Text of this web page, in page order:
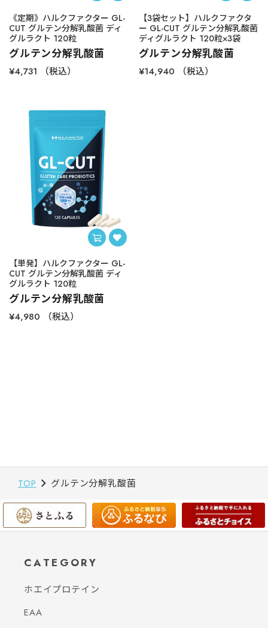
《定期》ハルクファクター GL-
CUT グルテン分解乳酸菌 ディ
グルラクト 120粒
グルテン分解乳酸菌
¥4,731 （税込）
【3袋セット】ハルクファクタ
ー GL-CUT グルテン分解乳酸菌
ディグルラクト 120粒×3袋
グルテン分解乳酸菌
¥14,940 （税込）
【単発】ハルクファクター GL-
CUT グルテン分解乳酸菌 ディ
グルラクト 120粒
グルテン分解乳酸菌
¥4,980 （税込）
TOP グルテン分解乳酸菌
CATEGORY
ホエイプロテイン
EAA